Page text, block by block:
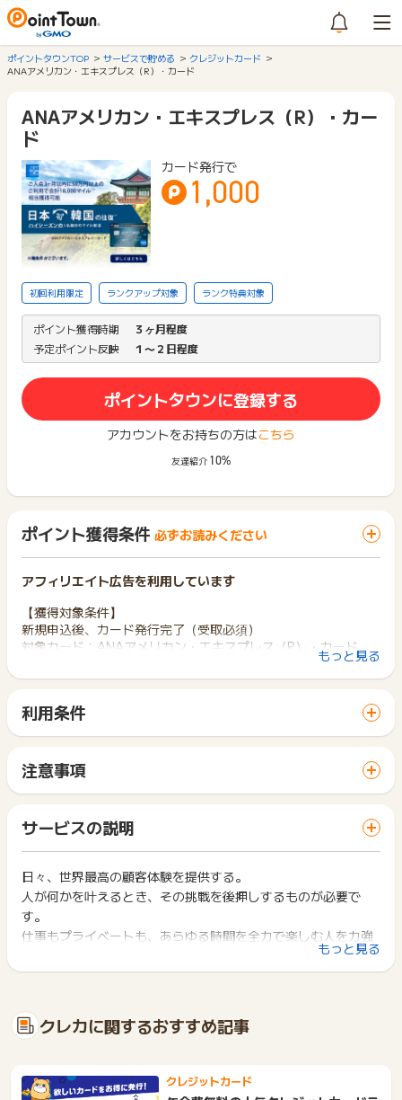
ポイントタウンTOP サービスで貯める
クレジットカード
ANAアメリカン・エキスプレス（R）・カード
ANAアメリカン・エキスプレス（R）・カー
ド
カード発行で
1,000
初回利用限定 ランクアップ対象 ランク特典対象
ポイント獲得時期
３ヶ月程度
予定ポイント反映
１〜２日程度
ポイントタウンに登録する
アカウントをお持ちの方はこちら
友達紹介 10%
ポイント獲得条件 必ずお読みください
アフィリエイト広告を利用しています
【獲得対象条件】
新規申込後、カード発行完了（受取必須）
対象カード：ANAアメリカン・エキスプレス（R）・カード
【獲得対象外条件】
重複・複数回申込・カード発行まで至らなかった場合・対象カ
ードをお持ちの方・過去に対象カードの申込みされたことがあ
【調査必要項目】
・照会番号（末尾JPY）
・カード種別
※ポイントに関するお問い合わせは、ポイントタウンのサポート
お問い合わせをした場合、ポイント獲得対象外となる場合がご
ざいます。
もっと見る
利用条件
サイトに移動してからお申し込みやお買い物が完了するまでの
間に、同じブラウザ（※）で他のサイトに移動した場合はポイン
ト獲得ができません。
ス・お買い物利用時で、デバイス・ブラウザが異なる場合はポ
イント獲得ができません。
2回以上同じお買い物・サービスをご利用される場合は、毎回
ポイントタウンに戻り、「 カード発行でポイントGET 」ボタ
ンを押してからご利用ください。
下記の事項に該当する場合、広告主側で対象外とみなし、「獲
・他のポイントサイトや比較サイト、検索サイトなどを経由し
て一度でも同サービス・お買い物を利用されたことがある場合
注意事項
一部のサービスにつきましては、1商品につき10円単位の金額
は切り捨てとなります。
ポイント獲得が1ポイント未満のものは切り捨てとなり、ポイ
ント履歴には記載されません。
原則として広告主側のポイント等を利用して支払われた金額分
につきましては、ポイントタウンのポイント獲得の対象には含
まれません。
広告主が運営しているサービスの都合もしくは会員様の都合で
商品の交換や一部でもキャンセルされた場合、ポイントが無効
になる可能性もございます。
ン期間が予告なしに変更される場合がございますが、ご利用さ
れた時点の条件が適用されます。
条件を達成しているかどうかは各広告主ではなく、代理店が行
ません。
そのため、ポイントタウンのポイントに関するお問い合わせを
サービスの説明
日々、世界最高の顧客体験を提供する。
人が何かを叶えるとき、その挑戦を後押しするものが必要で
す。
仕事もプライベートも、あらゆる時間を全力で楽しむ人を力強
く支えたい。だからこそ、私たちは進化を止めることはありま
せん。
私たちアメリカン・エキスプレスの約束です。
もっと見る
クレカに関するおすすめ記事
クレジットカード